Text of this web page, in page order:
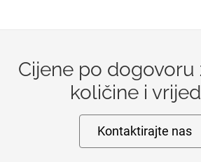
Cijene po dogovoru
količine i
Kontaktirajte nas